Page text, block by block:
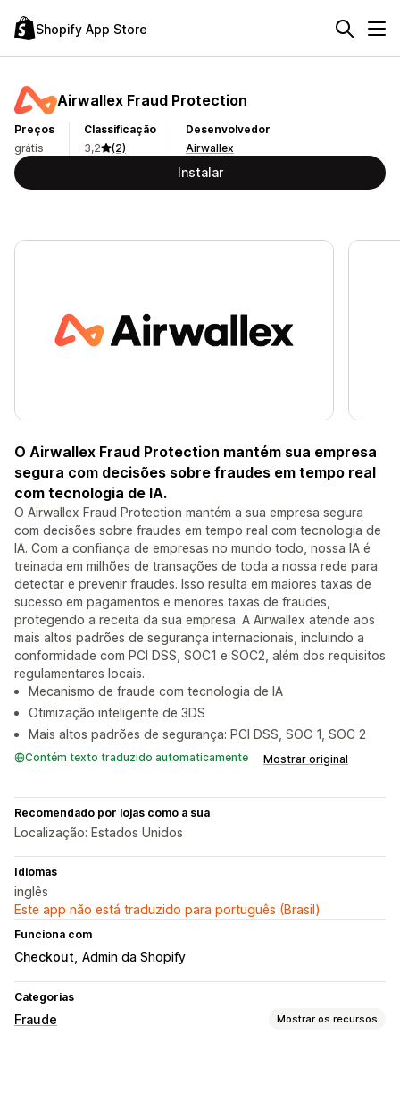
Shopify App Store
Airwallex Fraud Protection
Preços
grátis
Classificação
3,2
(2)
Desenvolvedor
Airwallex
Instalar
O Airwallex Fraud Protection mantém sua empresa
segura com decisões sobre fraudes em tempo real
com tecnologia de IA.
O Airwallex Fraud Protection mantém a sua empresa segura
com decisões sobre fraudes em tempo real com tecnologia de
IA. Com a confiança de empresas no mundo todo, nossa IA é
treinada em milhões de transações de toda a nossa rede para
detectar e prevenir fraudes. Isso resulta em maiores taxas de
sucesso em pagamentos e menores taxas de fraudes,
protegendo a receita da sua empresa. A Airwallex atende aos
mais altos padrões de segurança internacionais, incluindo a
conformidade com PCI DSS, SOC1 e SOC2, além dos requisitos
regulamentares locais.
Mecanismo de fraude com tecnologia de IA
Otimização inteligente de 3DS
Mais altos padrões de segurança: PCI DSS, SOC 1, SOC 2
Contém texto traduzido automaticamente Mostrar original
Recomendado por lojas como a sua
Localização: Estados Unidos
Idiomas
inglês
Este app não está traduzido para português (Brasil)
Funciona com
Checkout Admin da Shopify
Categorias
Fraude Mostrar os recursos